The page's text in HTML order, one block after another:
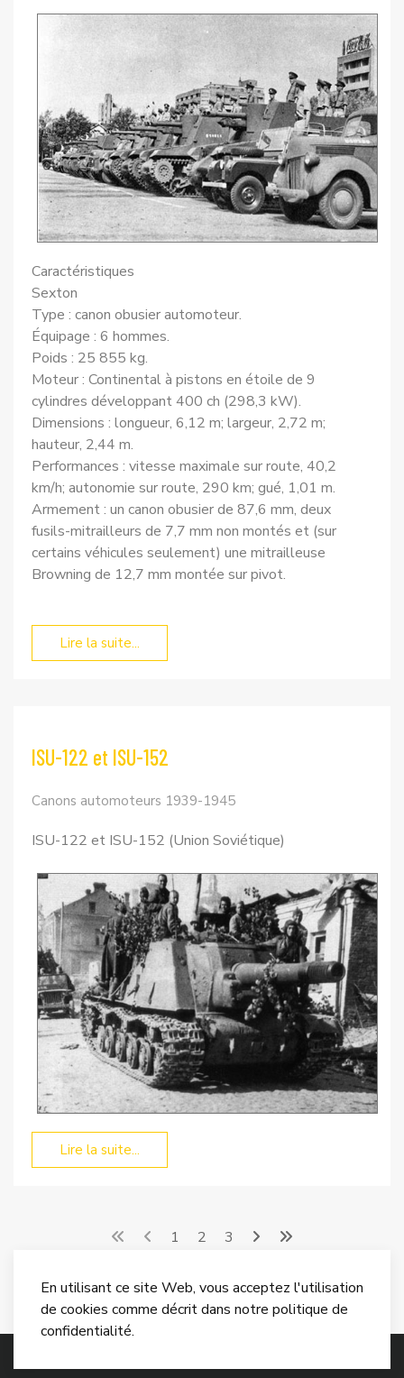
En utilisant ce site Web, vous acceptez l'utilisation
de cookies comme décrit dans notre politique de
confidentialité.
Caractéristiques
Sexton
Type : canon obusier automoteur.
Équipage : 6 hommes.
Poids : 25 855 kg.
Moteur : Continental à pistons en étoile de 9
cylindres développant 400 ch (298,3 kW).
Dimensions : longueur, 6,12 m; largeur, 2,72 m;
hauteur, 2,44 m.
Performances : vitesse maximale sur route, 40,2
km/h; autonomie sur route, 290 km; gué, 1,01 m.
Armement : un canon obusier de 87,6 mm, deux
fusils-mitrailleurs de 7,7 mm non montés et (sur
certains véhicules seulement) une mitrailleuse
Browning de 12,7 mm montée sur pivot.
Lire la suite...
ISU-122 et ISU-152
Canons automoteurs 1939-1945
ISU-122 et ISU-152 (Union Soviétique)
Lire la suite...
1 2 3